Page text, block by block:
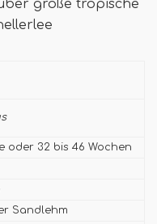
große tropische
oder 32 bis 46 Wochen
Sandlehm